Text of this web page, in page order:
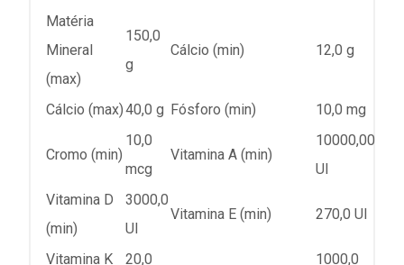
Matéria
Mineral
(max)
150,0
g
Cálcio (min) 12,0 g
Cálcio (max)40,0 g Fósforo (min) 10,0 mg
Cromo (min)
10,0
mcg
Vitamina A (min)
10000,00
UI
Vitamina D
(min)
3000,0
UI
Vitamina E (min) 270,0 UI
Vitamina K
20,0
1000,0